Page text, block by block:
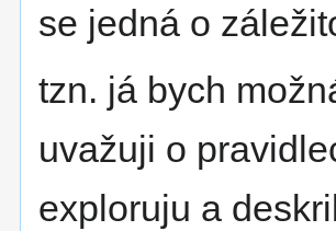
se jedná o
tzn. já bych
uvažuji o
exploruju a